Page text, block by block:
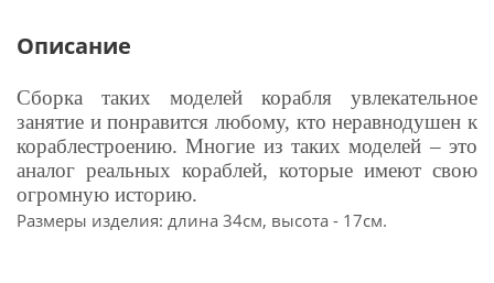
Описание
Сборка таких моделей корабля увлекательное
занятие и понравится любому, кто неравнодушен к
кораблестроению. Многие из таких моделей – это
аналог реальных кораблей, которые имеют свою
огромную историю.
Размеры изделия: длина 34см, высота - 17см.